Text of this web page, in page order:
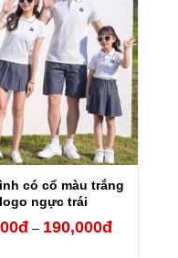
đến
190,000đ
có cổ màu trắng
ngực trái
đ – 190,000đKhoảng